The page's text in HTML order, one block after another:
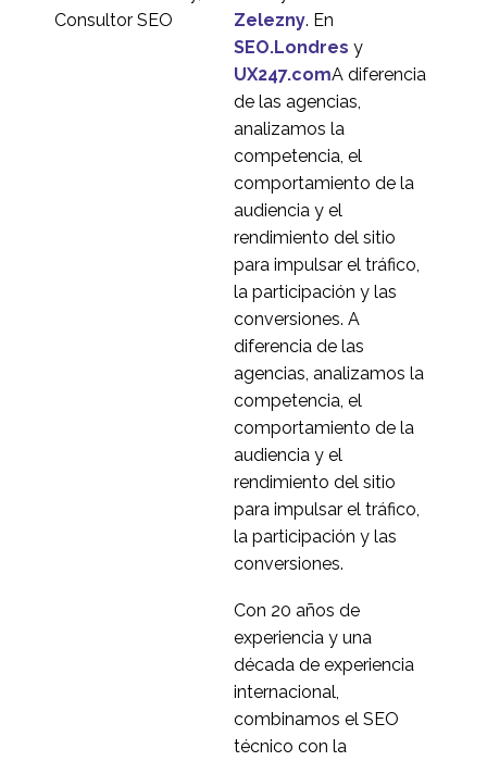
Usabilidad y psicología
0
Pruebas de usabilidad
0
Cómo mejorar la
usabilidad de su
0
Optimización de la
conversión: 5 formas
en que la usabilidad
5
1
15 de octubre de 2013
Pruebas de usabilidad
del viaje hipotecario
0
Qué es la investigación
0
30 de septiembre de
Aplicaciones de TV a la
carta ? ¿Quién gana en
0
05 de mayo de 2014
El ROI de la usabilidad
0
Zelezny. En
SEO.Londres y
UX247.comA diferencia
de las agencias,
analizamos la
competencia, el
comportamiento de la
audiencia y el
rendimiento del sitio
para impulsar el tráfico,
la participación y las
conversiones. A
diferencia de las
agencias, analizamos la
competencia, el
comportamiento de la
audiencia y el
rendimiento del sitio
para impulsar el tráfico,
la participación y las
conversiones.
Con 20 años de
experiencia y una
década de experiencia
internacional,
combinamos el SEO
técnico con la